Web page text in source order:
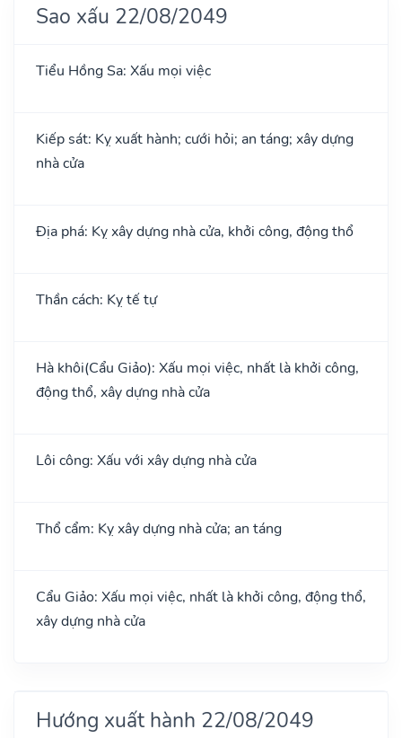
Sao xấu 22/08/2049
Tiểu Hồng Sa: Xấu mọi việc
Kiếp sát: Kỵ xuất hành; cưới hỏi; an táng; xây dựng
nhà cửa
Địa phá: Kỵ xây dựng nhà cửa, khởi công, động thổ
Thần cách: Kỵ tế tự
Hà khôi(Cẩu Giảo): Xấu mọi việc, nhất là khởi công,
động thổ, xây dựng nhà cửa
Lôi công: Xấu với xây dựng nhà cửa
Thổ cẩm: Kỵ xây dựng nhà cửa; an táng
Cẩu Giảo: Xấu mọi việc, nhất là khởi công, động thổ,
xây dựng nhà cửa
Hướng xuất hành 22/08/2049